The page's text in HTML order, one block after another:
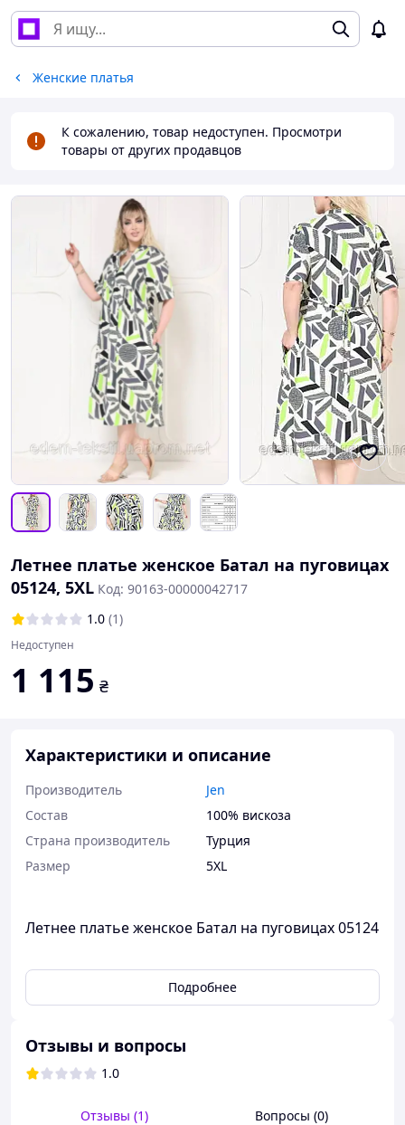
Женские платья
К сожалению, товар недоступен. Просмотри
товары от других продавцов
Летнее платье женское Батал на пуговицах
05124, 5XL Код: 90163-00000042717
1.0 (1)
Недоступен
1 115 ₴
Характеристики и описание
Производитель
Jen
Состав
100% вискоза
Страна производитель
Турция
Размер
5XL
Летнее платье женское Батал на пуговицах 05124
Подробнее
Отзывы и вопросы
1.0
Отзывы (1) Вопросы (0)